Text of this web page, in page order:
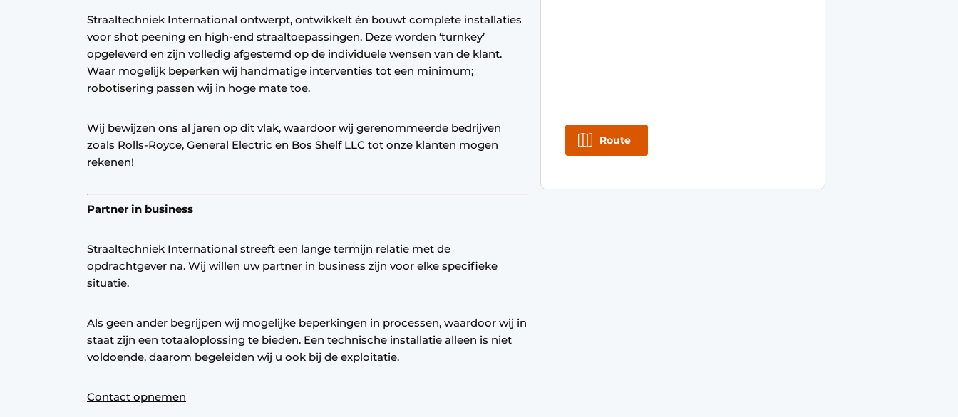
Straaltechniek International ontwerpt, ontwikkelt én bouwt complete installaties
voor shot peening en high-end straaltoepassingen. Deze worden ‘turnkey’
opgeleverd en zijn volledig afgestemd op de individuele wensen van de klant.
Waar mogelijk beperken wij handmatige interventies tot een minimum;
robotisering passen wij in hoge mate toe.
Wij bewijzen ons al jaren op dit vlak, waardoor wij gerenommeerde bedrijven
zoals Rolls-Royce, General Electric en Bos Shelf LLC tot onze klanten mogen
rekenen!
Partner in business
Straaltechniek International streeft een lange termijn relatie met de
opdrachtgever na. Wij willen uw partner in business zijn voor elke specifieke
situatie.
Als geen ander begrijpen wij mogelijke beperkingen in processen, waardoor wij in
staat zijn een totaaloplossing te bieden. Een technische installatie alleen is niet
voldoende, daarom begeleiden wij u ook bij de exploitatie.
Contact opnemen
Route